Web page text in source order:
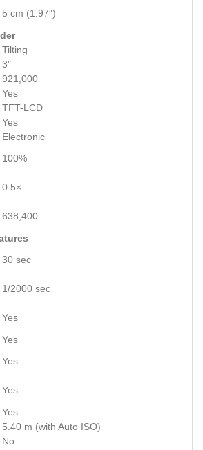
5 cm (1.97″)
Tilting
3″
921,000
Yes
TFT-LCD
Yes
Electronic
100%
0.5×
638,400
30 sec
1/2000 sec
Yes
Yes
Yes
Yes
Yes
5.40 m (with Auto ISO)
No